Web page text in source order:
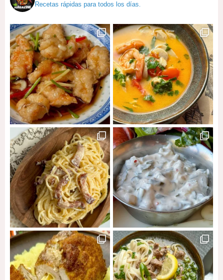
Recetas rápidas para todos los días.